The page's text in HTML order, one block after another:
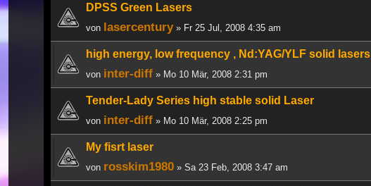
DPSS Green Lasers
von lasercentury» Fr 25 Jul, 2008 4:35 am
high energy, low frequency , Nd:YAG/YLF solid lasers
von inter-diff » Mo 10 Mär, 2008 2:31 pm
Tender-Lady Series high stable solid Laser
von inter-diff » Mo 10 Mär, 2008 2:25 pm
My fisrt laser
von rosskim1980 » Sa 23 Feb, 2008 3:47 am